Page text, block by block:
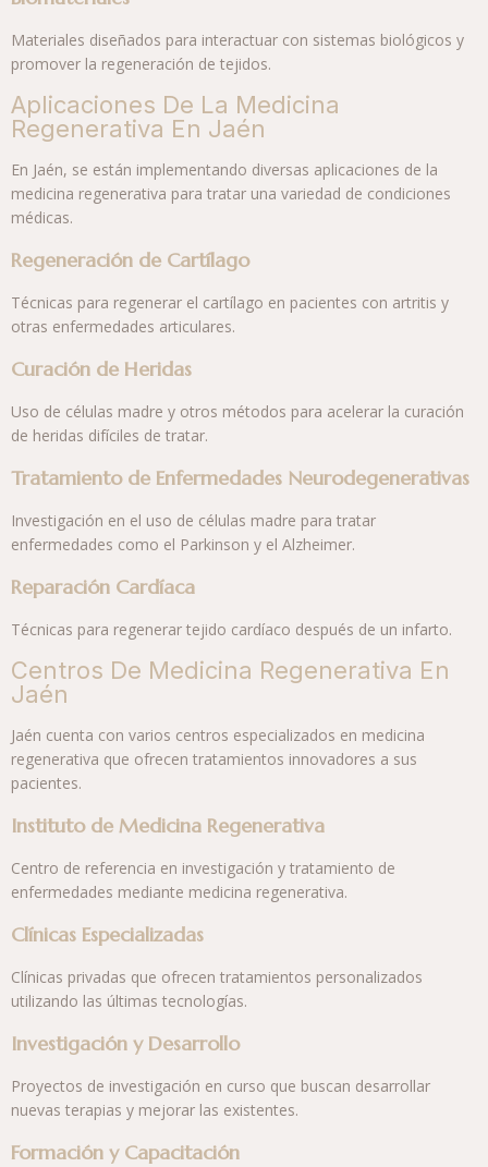
Materiales diseñados para interactuar con sistemas biológicos y
promover la regeneración de tejidos.
Aplicaciones De La Medicina
Regenerativa En Jaén
En Jaén, se están implementando diversas aplicaciones de la
medicina regenerativa para tratar una variedad de condiciones
médicas.
Regeneración de Cartílago
Técnicas para regenerar el cartílago en pacientes con artritis y
otras enfermedades articulares.
Curación de Heridas
Uso de células madre y otros métodos para acelerar la curación
de heridas difíciles de tratar.
Tratamiento de Enfermedades Neurodegenerativas
Investigación en el uso de células madre para tratar
enfermedades como el Parkinson y el Alzheimer.
Reparación Cardíaca
Técnicas para regenerar tejido cardíaco después de un infarto.
Centros De Medicina Regenerativa En
Jaén
Jaén cuenta con varios centros especializados en medicina
regenerativa que ofrecen tratamientos innovadores a sus
pacientes.
Instituto de Medicina Regenerativa
Centro de referencia en investigación y tratamiento de
enfermedades mediante medicina regenerativa.
Clínicas Especializadas
Clínicas privadas que ofrecen tratamientos personalizados
utilizando las últimas tecnologías.
Investigación y Desarrollo
Proyectos de investigación en curso que buscan desarrollar
nuevas terapias y mejorar las existentes.
Formación y Capacitación